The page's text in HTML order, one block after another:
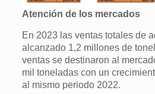
Atención de los mercados
En 2023 las ventas totales de
alcanzado 1,2 millones de
ventas se destinaron al
mil toneladas con un
al mismo periodo 2022.